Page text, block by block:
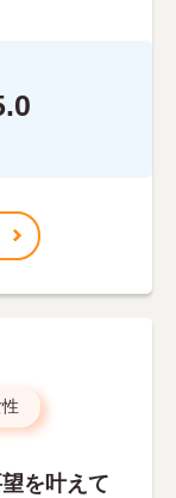
を叶えて